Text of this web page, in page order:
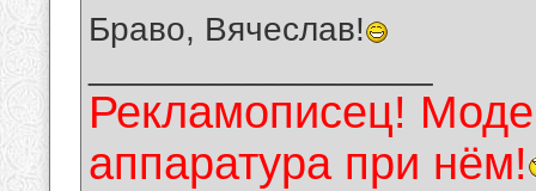
Браво, Вячеслав!
Рекламописец!
аппаратура при нём!